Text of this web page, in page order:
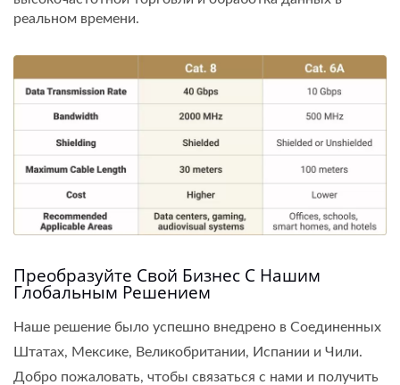
реальном времени.
Преобразуйте Свой Бизнес С Нашим
Глобальным Решением
Наше решение было успешно внедрено в Соединенных
Штатах, Мексике, Великобритании, Испании и Чили.
Добро пожаловать, чтобы связаться с нами и получить